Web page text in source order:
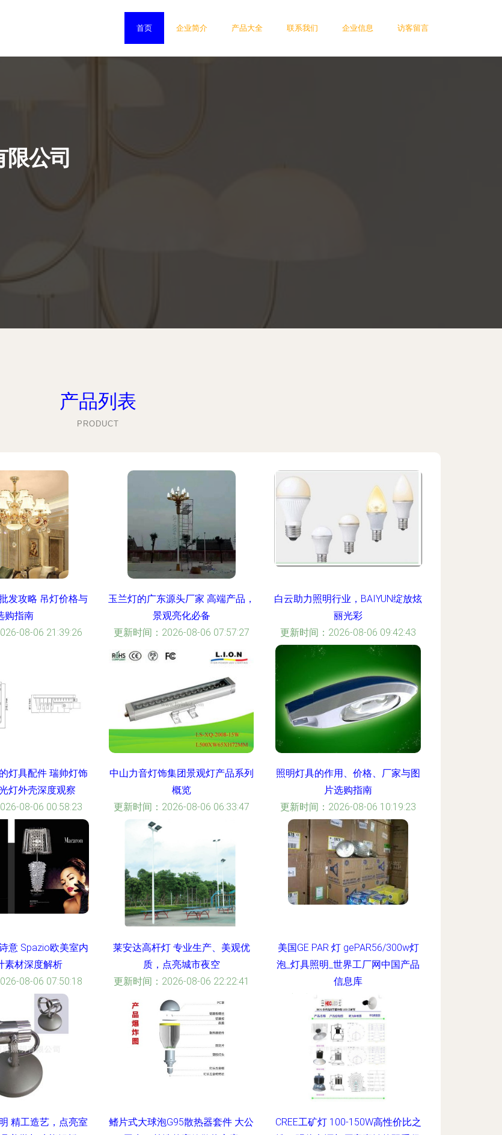
首页 企业简介 产品大全 联系我们 企业信息 访客留言
公司
产品列表
PRODUCT
发攻略 吊灯价格与
购指南
08-06 21:39:26
玉兰灯的广东源头厂家 高端产品，
景观亮化必备
更新时间：2026-08-06 07:57:27
白云助力照明行业，BAIYUN绽放炫
丽光彩
更新时间：2026-08-06 09:42:43
灯具配件 瑞帅灯饰
灯外壳深度观察
08-06 00:58:23
中山力音灯饰集团景观灯产品系列
概览
更新时间：2026-08-06 06:33:47
照明灯具的作用、价格、厂家与图
片选购指南
更新时间：2026-08-06 10:19:23
意 Spazio欧美室内
素材深度解析
08-06 07:50:18
莱安达高杆灯 专业生产、美观优
质，点亮城市夜空
更新时间：2026-08-06 22:22:41
美国GE PAR 灯 gePAR56/300w灯
泡_灯具照明_世界工厂网中国产品
信息库
更新时间：2026-08-06 22:33:11
精工造艺，点亮室
鳍片式大球泡G95散热器套件 大公
CREE工矿灯 100-150W高性价比之